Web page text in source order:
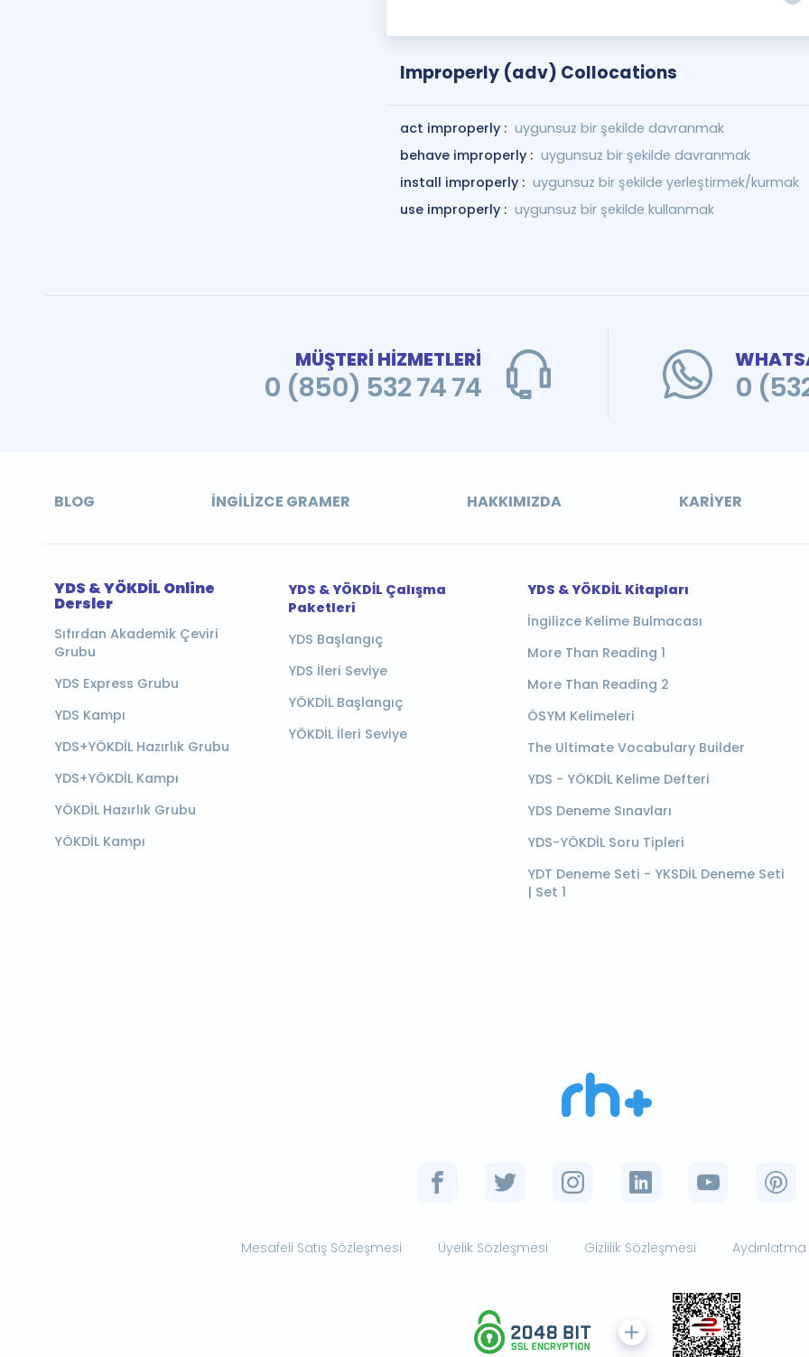
Improperly (adv) Collocations
act improperly : uygunsuz bir şekilde davranmak
behave improperly : uygunsuz bir şekilde davranmak
install improperly : uygunsuz bir şekilde yerleştirmek/kurmak
use improperly : uygunsuz bir şekilde kullanmak
MÜŞTERİ HİZMETLERİ
0 (850) 532 74 74 0
BLOG İNGILIZCE GRAMER HAKKIMIZDA KARIYER
YDS & YÖKDİL Online
Dersler
Sıfırdan Akademik Çeviri
Grubu
YDS Express Grubu
YDS Kampı
YDS+YÖKDİL Hazırlık Grubu
YDS+YÖKDİL Kampı
YÖKDİL Hazırlık Grubu
YÖKDİL Kampı
YDS & YÖKDİL Çalışma
Paketleri
YDS Başlangıç
YDS İleri Seviye
YÖKDİL Başlangıç
YÖKDİL İleri Seviye
YDS & YÖKDİL Kitapları
İngilizce Kelime Bulmacası
More Than Reading 1
More Than Reading 2
ÖSYM Kelimeleri
The Ultimate Vocabulary Builder
YDS - YÖKDİL Kelime Defteri
YDS Deneme Sınavları
YDS-YÖKDİL Soru Tipleri
YDT Deneme Seti - YKSDİL Deneme Seti
| Set 1
Mesafeli Satış Sözleşmesi Üyelik Sözleşmesi Gizlilik Sözleşmesi